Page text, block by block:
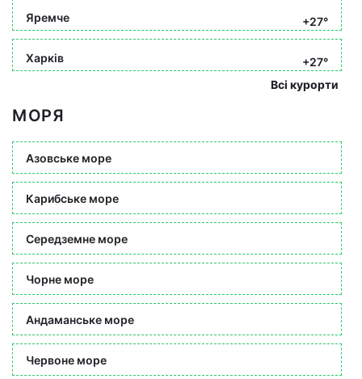
Яремче +27°
Харків
+27°
Всі курорти
МОРЯ
Азовське море
Карибське море
Середземне море
Чорне море
Андаманське море
Червоне море